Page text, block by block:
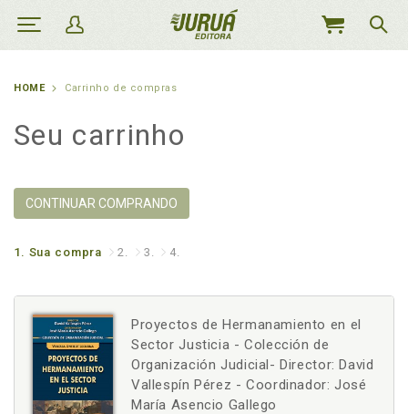
MEU
HOME Carrinho de compras
Seu carrinho
CONTINUAR COMPRANDO
1. Sua compra 2. 3. 4.
Proyectos de Hermanamiento en el
Sector Justicia - Colección de
Organización Judicial- Director: David
Vallespín Pérez - Coordinador: José
María Asencio Gallego